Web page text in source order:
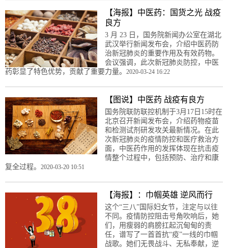
【海报】中医药：国货之光 战疫
良方
3 月 23 日，国务院新闻办公室在湖北
武汉举行新闻发布会，介绍中医药防
治新冠肺炎的重要作用及有效药物。
会议强调，此次新冠肺炎防控，中医
药彰显了特色优势，贡献了重要力量。 2020-03-24 16:22
【图说】中医药 战疫有良方
国务院联防联控机制于3月17日15时在
北京召开新闻发布会，介绍药物疫苗
和检测试剂研发攻关最新情况。在此
次新冠肺炎的疫情防控和医疗救治方
面，中医药作用的发挥体现在抗击疫
情整个过程中，包括预防、治疗和康
复全过程。 2020-03-20 10:51
【海报】：巾帼英雄 逆风而行
这个“三八”国际妇女节，注定与以往
不同。疫情防控阻击号角吹响后，她
们，用瘦弱的肩膀扛起沉甸甸的责
任，谱写了一首首抗“疫”一线的巾帼
战歌。她们无畏战斗、无私奉献，逆